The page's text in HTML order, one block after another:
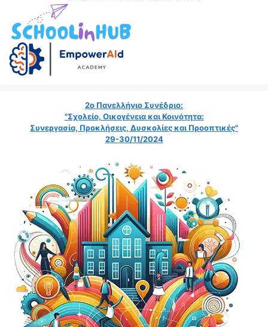
2ο Πανελλήνιο Συνέδριο:
"Σχολείο, Οικογένεια και Κοινότητα:
Συνεργασία, Προκλήσεις, Δυσκολίες και Προοπτικές"
29-30/11/2024